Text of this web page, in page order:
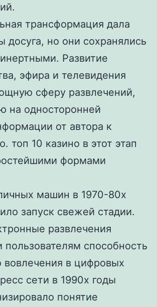
трансформация дала
досуга, но они сохранялись
Развитие
эфира и телевидения
сферу развлечений,
на односторонней
от автора к
топ 10 казино в этот этап
формами
машин в 1970-80х
запуск свежей стадии.
развлечения
способность
вовлечения в цифровых
сети в 1990х годы
понятие